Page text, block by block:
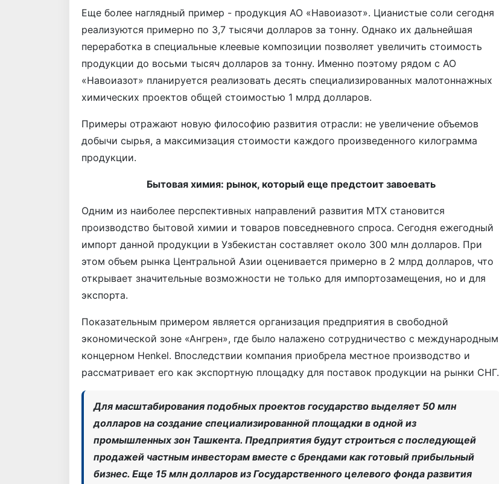
Еще более наглядный пример - продукция АО «Навоиазот». Цианистые соли сегодня
реализуются примерно по 3,7 тысячи долларов за тонну. Однако их дальнейшая
переработка в специальные клеевые композиции позволяет увеличить стоимость
продукции до восьми тысяч долларов за тонну. Именно поэтому рядом с АО
«Навоиазот» планируется реализовать десять специализированных малотоннажных
химических проектов общей стоимостью 1 млрд долларов.
Примеры отражают новую философию развития отрасли: не увеличение объемов
добычи сырья, а максимизация стоимости каждого произведенного килограмма
продукции.
Бытовая химия: рынок, который еще предстоит завоевать
Одним из наиболее перспективных направлений развития МТХ становится
производство бытовой химии и товаров повседневного спроса. Сегодня ежегодный
импорт данной продукции в Узбекистан составляет около 300 млн долларов. При
этом объем рынка Центральной Азии оценивается примерно в 2 млрд долларов, что
открывает значительные возможности не только для импортозамещения, но и для
экспорта.
Показательным примером является организация предприятия в свободной
экономической зоне «Ангрен», где было налажено сотрудничество с международным
концерном Henkel. Впоследствии компания приобрела местное производство и
рассматривает его как экспортную площадку для поставок продукции на рынки СНГ.
Для масштабирования подобных проектов государство выделяет 50 млн
долларов на создание специализированной площадки в одной из
промышленных зон Ташкента. Предприятия будут строиться с последующей
продажей частным инвесторам вместе с брендами как готовый прибыльный
бизнес. Еще 15 млн долларов из Государственного целевого фонда развития